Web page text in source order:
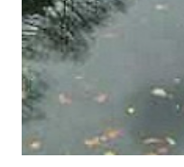
는 제가 이웃 블로거님을 차단할
하며 이래저래 알아 보면서 그동
정리도 해..